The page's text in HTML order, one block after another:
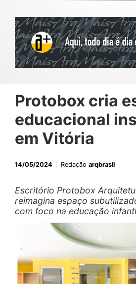
Protobox cria
educacional
em Vitória
14/05/2024 Redação arqbrasil
Escritório Protobox
reimagina espaço
com foco na educação